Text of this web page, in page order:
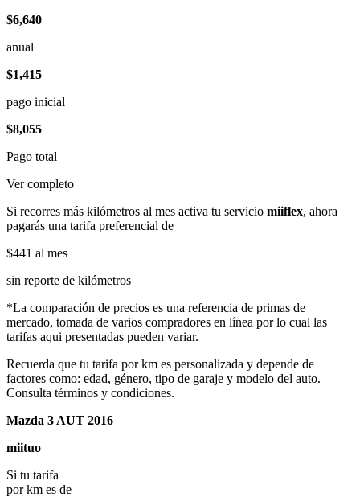
$6,640
anual
$1,415
pago inicial
$8,055
Pago total
Ver completo
Si recorres más kilómetros al mes activa tu servicio miiflex, ahora
pagarás una tarifa preferencial de
$441 al mes
sin reporte de kilómetros
*La comparación de precios es una referencia de primas de
mercado, tomada de varios compradores en línea por lo cual las
tarifas aqui presentadas pueden variar.
Recuerda que tu tarifa por km es personalizada y depende de
factores como: edad, género, tipo de garaje y modelo del auto.
Consulta términos y condiciones.
Mazda 3 AUT 2016
miituo
Si tu tarifa
por km es de